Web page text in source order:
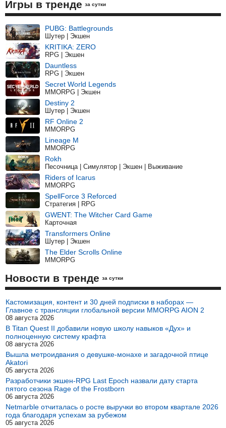
Игры в тренде за сутки
PUBG: Battlegrounds
Шутер | Экшен
KRITIKA: ZERO
RPG | Экшен
Dauntless
RPG | Экшен
Secret World Legends
MMORPG | Экшен
Destiny 2
Шутер | Экшен
RF Online 2
MMORPG
Lineage M
MMORPG
Rokh
Песочница | Симулятор | Экшен | Выживание
Riders of Icarus
MMORPG
SpellForce 3 Reforced
Стратегия | RPG
GWENT: The Witcher Card Game
Карточная
Transformers Online
Шутер | Экшен
The Elder Scrolls Online
MMORPG
Новости в тренде за сутки
Кастомизация, контент и 30 дней подписки в наборах —
Главное с трансляции глобальной версии MMORPG AION 2
08 августа 2026
В Titan Quest II добавили новую школу навыков «Дух» и
полноценную систему крафта
08 августа 2026
Вышла метроидвания о девушке-монахе и загадочной птице
Akatori
05 августа 2026
Разработчики экшен-RPG Last Epoch назвали дату старта
пятого сезона Rage of the Frostborn
06 августа 2026
Netmarble отчиталась о росте выручки во втором квартале 2026
года благодаря успехам за рубежом
05 августа 2026